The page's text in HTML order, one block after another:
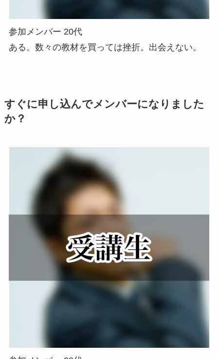
参加メンバー 20代
ある。数々の教材を買っては挫折。出会えない。
すぐに申し込んでメンバーになりました
か？